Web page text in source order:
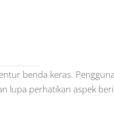
benda keras.
lupa perhatikan aspek